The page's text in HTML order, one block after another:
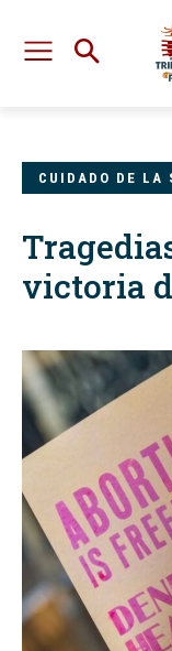
CUIDADO DE LA
victoria